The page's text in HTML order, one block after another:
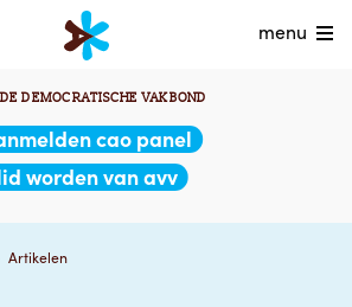
cao panel
worden van avv
menu
DEMOCRATISCHE VAKBOND
Artikelen